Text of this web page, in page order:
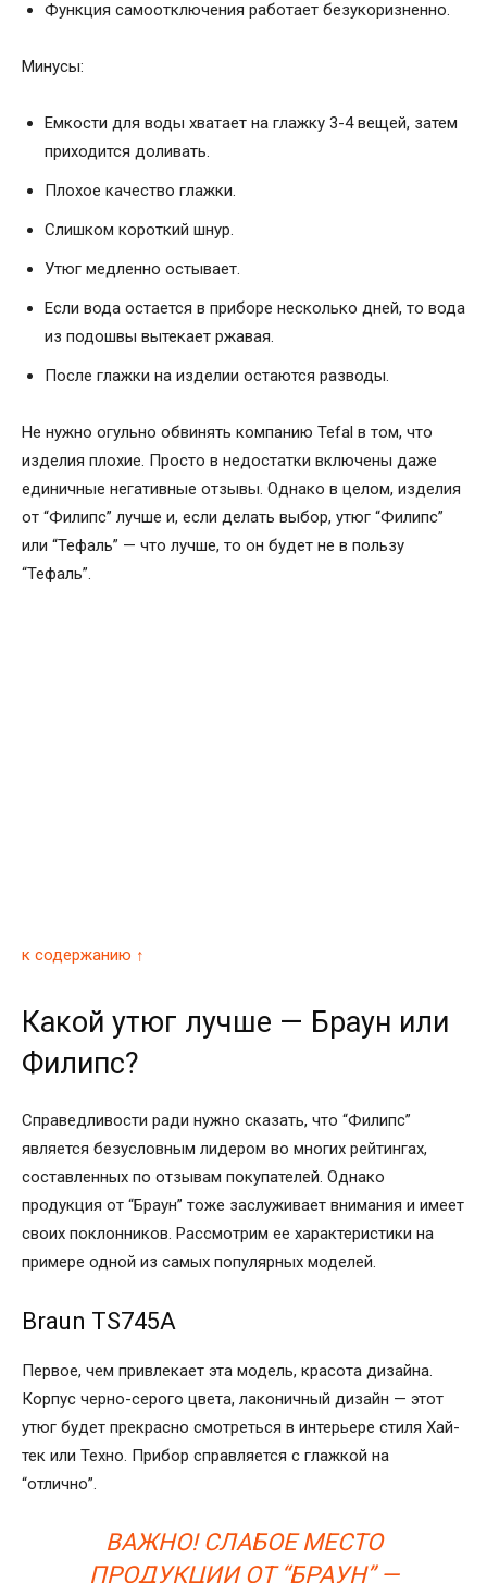
Функция самоотключения работает безукоризненно.
Минусы:
Емкости для воды хватает на глажку 3-4 вещей, затем
приходится доливать.
Плохое качество глажки.
Слишком короткий шнур.
Утюг медленно остывает.
Если вода остается в приборе несколько дней, то вода
из подошвы вытекает ржавая.
После глажки на изделии остаются разводы.
Не нужно огульно обвинять компанию Tefal в том, что
изделия плохие. Просто в недостатки включены даже
единичные негативные отзывы. Однако в целом, изделия
от “Филипс” лучше и, если делать выбор, утюг “Филипс”
или “Тефаль” — что лучше, то он будет не в пользу
“Тефаль”.
к содержанию ↑
Какой утюг лучше — Браун или
Филипс?
Справедливости ради нужно сказать, что “Филипс”
является безусловным лидером во многих рейтингах,
составленных по отзывам покупателей. Однако
продукция от “Браун” тоже заслуживает внимания и имеет
своих поклонников. Рассмотрим ее характеристики на
примере одной из самых популярных моделей.
Braun TS745A
Первое, чем привлекает эта модель, красота дизайна.
Корпус черно-серого цвета, лаконичный дизайн — этот
утюг будет прекрасно смотреться в интерьере стиля Хай-
тек или Техно. Прибор справляется с глажкой на
“отлично”.
ВАЖНО! СЛАБОЕ МЕСТО
ПРОДУКЦИИ ОТ “БРАУН” —